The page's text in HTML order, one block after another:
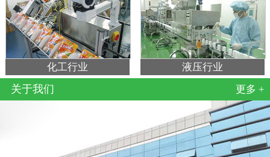
化工行业 液压行业
关于我们 更多 +